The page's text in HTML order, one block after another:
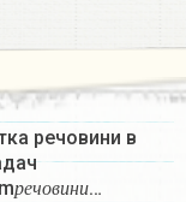
речовини в
р е ч о в и н и …